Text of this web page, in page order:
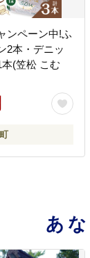
ンペーン中!ふ
2本・デニッ
(笠松 こむ
あ